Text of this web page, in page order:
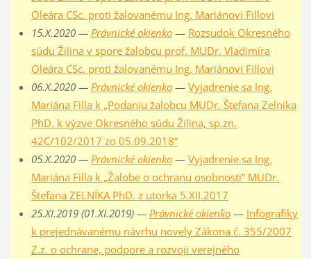
Oleára CSc. proti žalovanému Ing. Mariánovi Fillovi
15.X.2020 — Právnické okienko— Rozsudok Okresného
súdu Žilina v spore žalobcu prof. MUDr. Vladimíra
Oleára CSc. proti žalovanému Ing. Mariánovi Fillovi
06.X.2020 — Právnické okienko— Vyjadrenie sa Ing.
Mariána Filla k „Podaniu žalobcu MUDr. Štefana Zelníka
PhD. k výzve Okresného súdu Žilina, sp.zn.
42C/102/2017 zo 05.09.2018“
05.X.2020 — Právnické okienko— Vyjadrenie sa Ing.
Mariána Filla k „Žalobe o ochranu osobnosti“ MUDr.
Štefana ZELNÍKA PhD. z utorka 5.XII.2017
25.XI.2019 (01.XI.2019) — Právnické okienko— Infografiky
k prejednávanému návrhu novely Zákona č. 355/2007
Z.z. o ochrane, podpore a rozvoji verejného